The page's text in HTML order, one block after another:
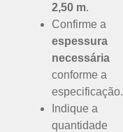
2,50 m.
Confirme a
espessura
necessária
conforme a
especificação.
Indique a
quantidade